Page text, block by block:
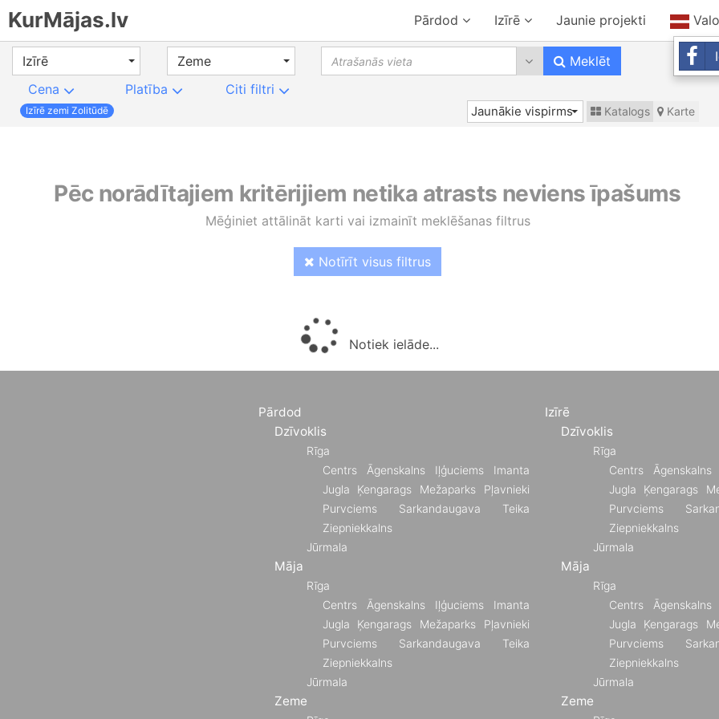
KurMājas.lv Pārdod Izīrē Jaunie projekti
Izīrē Zeme 0 results are available, use up
Meklēt
Cena
Platība Citi filtri
Izīrē zemi Zolitūdē Jaunākie vispirms Katalogs Karte
Pēc norādītajiem kritērijiem netika atrasts neviens īpašums
Mēģiniet attālināt karti vai izmainīt meklēšanas filtrus
Notīrīt visus filtrus
Notiek ielāde...
Pārdod
Dzīvoklis
Rīga
Centrs
Āgenskalns Iļģuciems
Imanta
Jugla
Ķengarags Mežaparks
Pļavnieki
Purvciems
Sarkandaugava
Teika
Ziepniekkalns
Jūrmala
Māja
Rīga
Centrs
Āgenskalns Iļģuciems
Imanta
Jugla
Ķengarags Mežaparks
Pļavnieki
Purvciems
Sarkandaugava
Teika
Ziepniekkalns
Jūrmala
Zeme
Izīrē
Dzīvoklis
Rīga
Centrs
Āgenskalns
Jugla
Ķengarags
Purvciems
Ziepniekkalns
Jūrmala
Māja
Rīga
Centrs
Āgenskalns
Jugla
Ķengarags
Purvciems
Ziepniekkalns
Jūrmala
Zeme